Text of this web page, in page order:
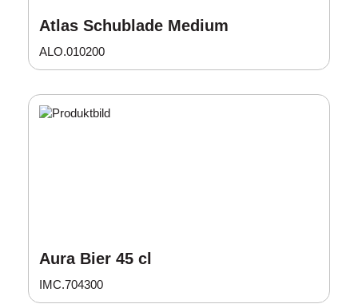
Atlas Schublade Medium
ALO.010200
Aura Bier 45 cl
IMC.704300